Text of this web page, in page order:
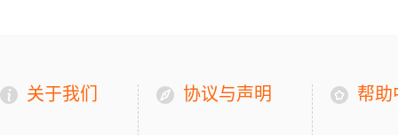
关于我们 协议与声明 帮助